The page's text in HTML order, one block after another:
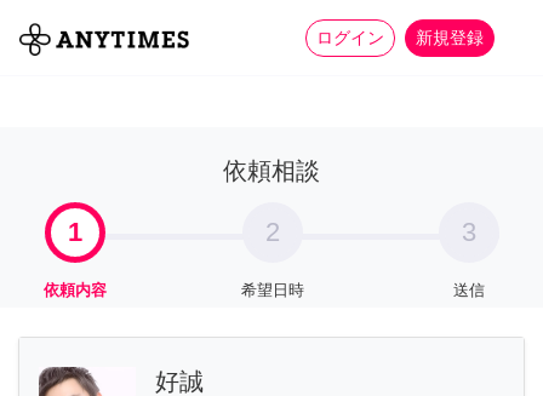
ログイン 新規登録
全て 家事 more_horiz
依頼相談
1
依頼内容
2
希望日時
3
送信
好誠